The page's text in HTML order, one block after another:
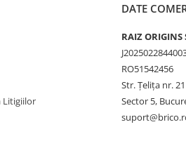
Litigiilor
DATE
RAIZ ORIGINS
RO51542456
Str. Țelița nr. 21
Sector 5,